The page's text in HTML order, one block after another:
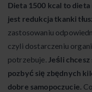
Dieta 1500 kcal to
jest redukcja tkanki
zastosowaniu
czyli dostarczeniu
potrzebuje. Jeśli
pozbyć się zbędnych
dobre samopoczucie.